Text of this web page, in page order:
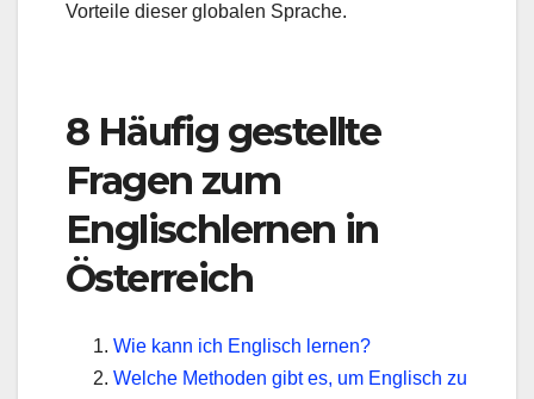
Vorteile dieser globalen Sprache.
8 Häufig gestellte
Fragen zum
Englischlernen in
Österreich
Wie kann ich Englisch lernen?
Welche Methoden gibt es, um Englisch zu